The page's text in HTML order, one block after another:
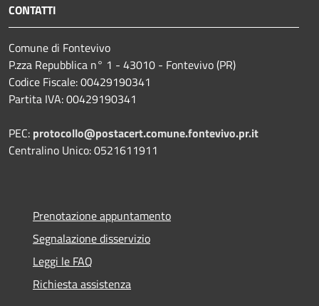
CONTATTI
Comune di Fontevivo
P.zza Repubblica n° 1 - 43010 - Fontevivo (PR)
Codice Fiscale: 00429190341
Partita IVA: 00429190341
PEC: protocollo@postacert.comune.fontevivo.pr.it
Centralino Unico: 0521611911
Prenotazione appuntamento
Segnalazione disservizio
Leggi le FAQ
Richiesta assistenza